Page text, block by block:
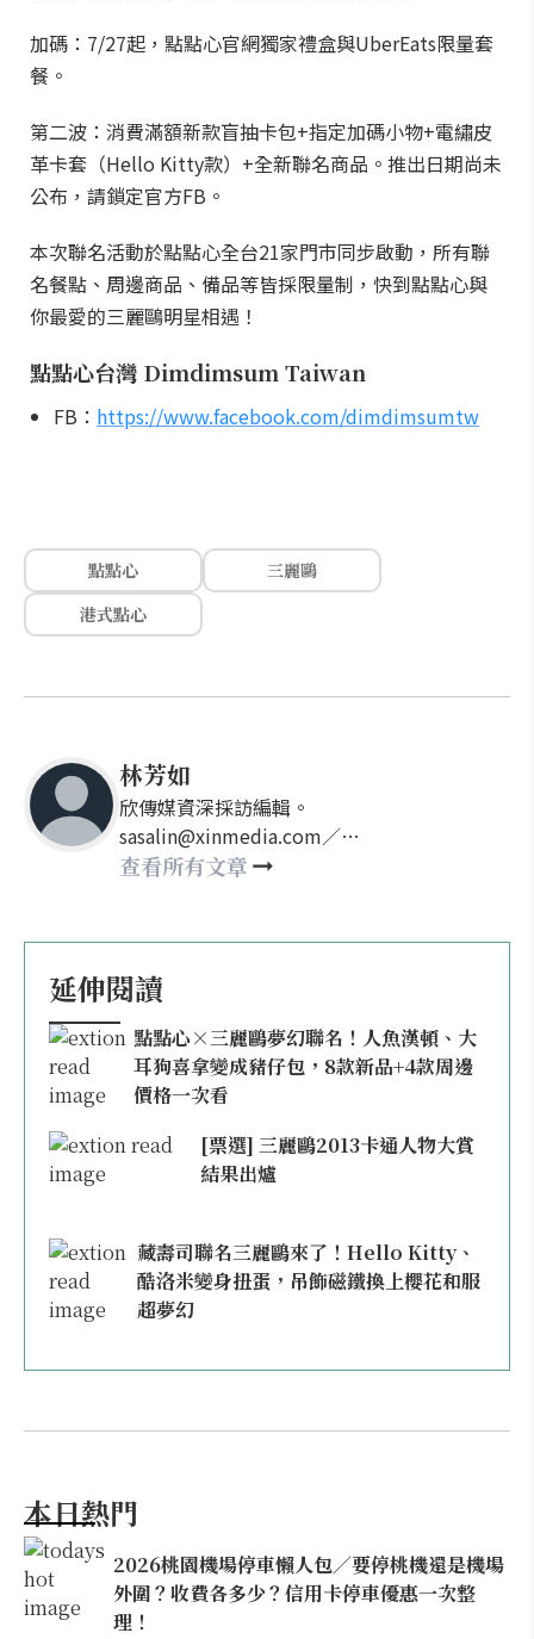
加碼：7/27起，點點心官網獨家禮盒與UberEats限量套
餐。
第二波：消費滿額新款盲抽卡包+指定加碼小物+電繡皮
革卡套（Hello Kitty款）+全新聯名商品。推出日期尚未
公布，請鎖定官方FB。
本次聯名活動於點點心全台21家門市同步啟動，所有聯
名餐點、周邊商品、備品等皆採限量制，快到點點心與
你最愛的三麗鷗明星相遇！
點點心台灣 Dimdimsum Taiwan
FB： https://www.facebook.com/dimdimsumtw
點點心
三麗鷗
港式點心
林芳如
欣傳媒資深採訪編輯。
sasalin@xinmedia.com／
happy21917@gmail.com
查看所有文章
延伸閱讀
點點心×三麗鷗夢幻聯名！人魚漢頓、大
耳狗喜拿變成豬仔包，8款新品+4款周邊
價格一次看
[票選] 三麗鷗2013卡通人物大賞
結果出爐
藏壽司聯名三麗鷗來了！Hello Kitty、
酷洛米變身扭蛋，吊飾磁鐵換上櫻花和服
超夢幻
本日熱門
2026桃園機場停車懶人包／要停桃機還是機場
外圍？收費各多少？信用卡停車優惠一次整
理！